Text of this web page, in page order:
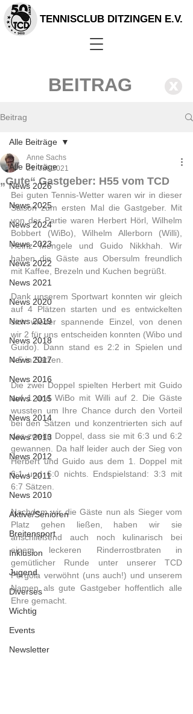
TENNISCLUB DITZINGEN E.V.
BEITRAG X
Beitrag
Alle Beiträge
News 2026
News 2025
News 2024
News 2023
News 2022
News 2021
News 2020
News 2019
News 2018
News 2017
News 2016
News 2015
News 2014
News 2013
News 2012
News 2011
News 2010
Aktive/Senioren
Breitensport
Inklusion
Jugend
Diverses
Wichtig
Events
Newsletter
Alle Beiträge
„Gute“ Gastgeber: H55 vom TCD
Anne Sachs
21. Juli 2021
Bei guten Tennis-Wetter waren wir in dieser
Saison zum ersten Mal die Gastgeber. Mit
von der Partie waren Herbert Hörl, Wilhelm
Bobbert (WiBo), Wilhelm Allerborn (Willi),
Heinz Mengele und Guido Nikkhah. Wir
haben die Gäste aus Obersulm freundlich
mit Kaffee, Brezeln und Kuchen begrüßt.
Dank unserem Sportwart konnten wir gleich
auf 4 Plätzen starten und es entwickelten
sich wieder spannende Einzel, von denen
wir 2 für uns entscheiden konnten (Wibo und
Guido). Dann stand es 2:2 in Spielen und
4:5 in Sätzen.
Die zwei Doppel spielten Herbert mit Guido
auf 1 und WiBo mit Willi auf 2. Die Gäste
wussten um Ihre Chance durch den Vorteil
bei den Sätzen und konzentrierten sich auf
das zweite Doppel, dass sie mit 6:3 und 6:2
gewannen. Da half leider auch der Sieg von
Herbert und Guido aus dem 1. Doppel mit
6:1 und 6:0 nichts. Endspielstand: 3:3 mit
6:7 Sätzen.
Nachdem wir die Gäste nun als Sieger vom
Platz gehen ließen, haben wir sie
anschließend auch noch kulinarisch bei
einem leckeren Rinderrostbraten in
gemütlicher Runde unter unserer TCD
Pergola verwöhnt (uns auch!) und unserem
Namen als gute Gastgeber hoffentlich alle
Ehre gemacht.